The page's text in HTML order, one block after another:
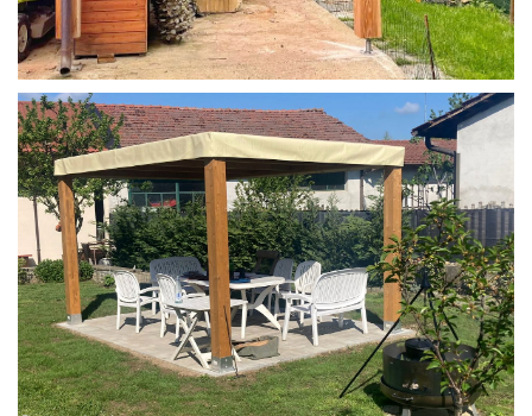
STRUTTURA IN LARICE U/F CON INCASTRI
PERGOLA